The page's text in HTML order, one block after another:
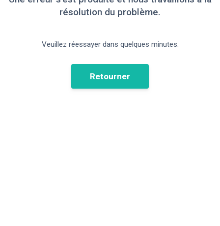
résolution du problème.
Veuillez réessayer dans quelques minutes.
Retourner